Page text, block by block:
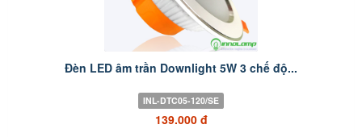
Đèn LED âm trần Downlight 5W 3 chế độ...
INL-DTC05-120/SE
139.000 đ